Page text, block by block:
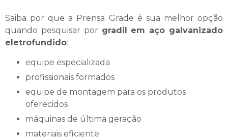
Saiba por que a Prensa Grade é sua melhor opção
quando pesquisar por gradil em aço galvanizado
eletrofundido:
equipe especializada
profissionais formados
equipe de montagem para os produtos
oferecidos
máquinas de última geração
materiais eficiente